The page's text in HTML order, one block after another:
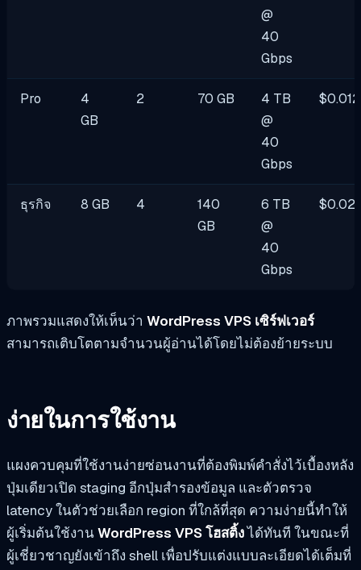
@
40
Gbps
Pro
4
GB
2 70 GB
4 TB
@
40
Gbps
$0.012
ธุรกิจ 8 GB 4
140
GB
6 TB
@
40
Gbps
ภาพรวมแสดงให้เห็นว่า WordPress VPS เซิร์ฟเวอร์
สามารถเติบโตตามจำนวนผู้อ่านได้โดยไม่ต้องย้ายระบบ
ง่ายในการใช้งาน
แผงควบคุมที่ใช้งานง่ายซ่อนงานที่ต้องพิมพ์คำสั่งไว้เบื้องหลัง
ปุ่มเดียวเปิด staging อีกปุ่มสำรองข้อมูล และตัวตรวจ
latency ในตัวช่วยเลือก region ที่ใกล้ที่สุด ความง่ายนี้ทำให้
ผู้เริ่มต้นใช้งานWordPress VPS โฮสติ้งได้ทันที ในขณะที่
ผู้เชี่ยวชาญยังเข้าถึง shell เพื่อปรับแต่งแบบละเอียดได้เต็มที่